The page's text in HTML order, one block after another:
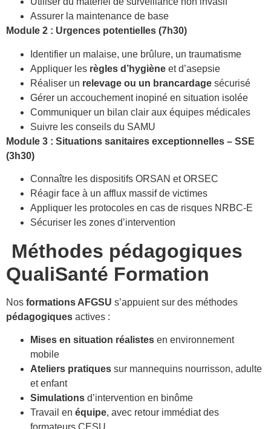
Assurer la maintenance de base
Module 2 : Urgences potentielles (7h30)
Identifier un malaise, une brûlure, un traumatisme
Appliquer les règles d’hygiène et d’asepsie
Réaliser un relevage ou un brancardage sécurisé
Gérer un accouchement inopiné en situation isolée
Communiquer un bilan clair aux équipes médicales
Suivre les conseils du SAMU
Module 3 : Situations sanitaires exceptionnelles – SSE
(3h30)
Connaître les dispositifs ORSAN et ORSEC
Réagir face à un afflux massif de victimes
Appliquer les protocoles en cas de risques NRBC-E
Sécuriser les zones d’intervention
Méthodes pédagogiques
QualiSanté Formation
Nos formations AFGSU s’appuient sur des méthodes
pédagogiques actives :
Mises en situation réalistes en environnement
mobile
Ateliers pratiques sur mannequins nourrisson, adulte
et enfant
Simulations d’intervention en binôme
Travail en équipe, avec retour immédiat des